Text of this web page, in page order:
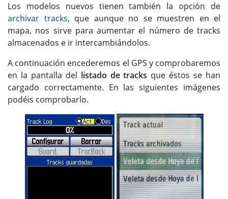
Los modelos nuevos tienen también la opción de
archivar tracks, que aunque no se muestren en el
mapa, nos sirve para aumentar el número de tracks
almacenados e ir intercambiándolos.
A continuación encederemos el GPS y comprobaremos
en la pantalla del listado de tracks que éstos se han
cargado correctamente. En las siguientes imágenes
podéis comprobarlo.